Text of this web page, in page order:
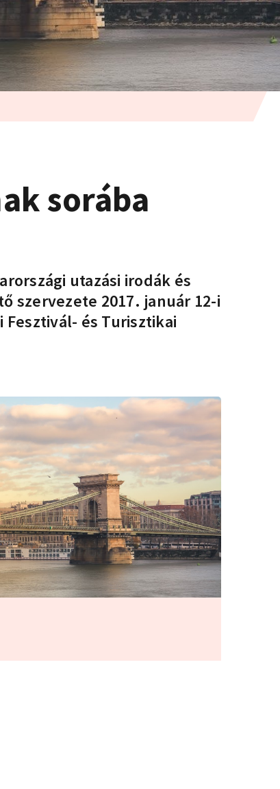
sorába
utazási irodák és
szervezete 2017. január 12-i
és Turisztikai